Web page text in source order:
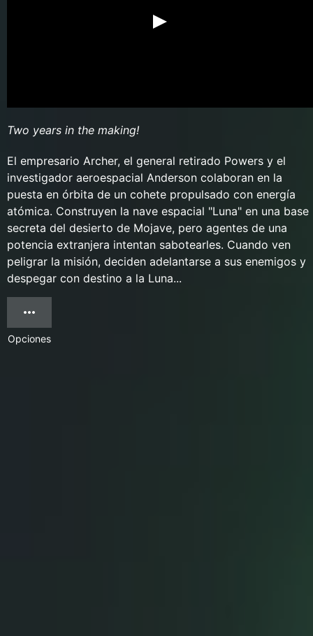
Two years in the making!
El empresario Archer, el general retirado Powers y el
investigador aeroespacial Anderson colaboran en la
puesta en órbita de un cohete propulsado con energía
atómica. Construyen la nave espacial "Luna" en una base
secreta del desierto de Mojave, pero agentes de una
potencia extranjera intentan sabotearles. Cuando ven
peligrar la misión, deciden adelantarse a sus enemigos y
despegar con destino a la Luna...
Opciones